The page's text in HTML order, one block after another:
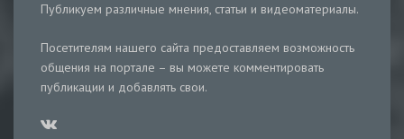
Публикуем различные мнения, статьи и видеоматериалы.
Посетителям нашего сайта предоставляем возможность
общения на портале – вы можете комментировать
публикации и добавлять свои.